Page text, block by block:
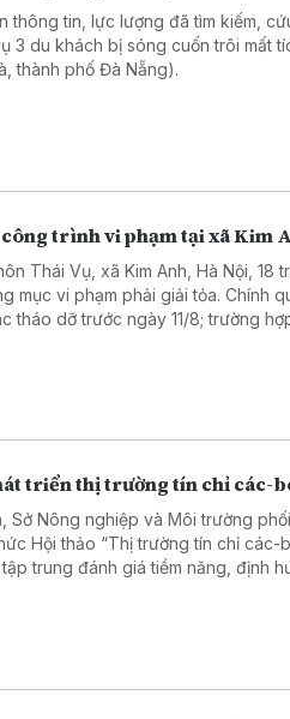
thông tin, lực lượng đã tìm kiếm,
3 du khách bị sóng cuốn trôi mất
thành phố Đà Nẵng).
trình vi phạm tại xã Kim
Thái Vụ, xã Kim Anh, Hà Nội, 18
mục vi phạm phải giải tỏa. Chính
tháo dỡ trước ngày 11/8; trường
triển thị trường tín chỉ các-
Sở Nông nghiệp và Môi trường
Hội thảo “Thị trường tín chỉ các-
trung đánh giá tiềm năng, định